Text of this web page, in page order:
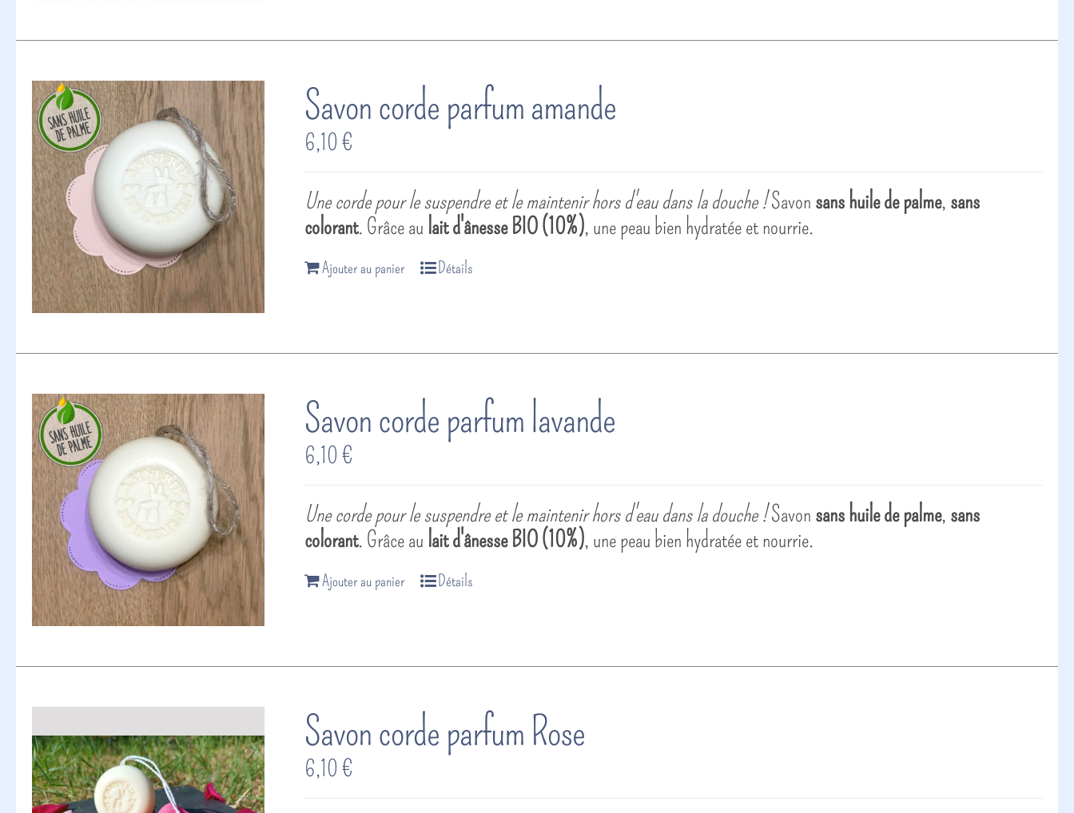
Savon corde parfum amande
6,10€
Une corde pour le suspendre et le maintenir hors d'eau dans la douche !Savon sans huile de palme, sans
colorant. Grâce au lait d'ânesse BIO (10%), une peau bien hydratée et nourrie.
Ajouter au panier Détails
Savon corde parfum lavande
6,10€
Une corde pour le suspendre et le maintenir hors d'eau dans la douche !Savon sans huile de palme, sans
colorant. Grâce au lait d'ânesse BIO (10%), une peau bien hydratée et nourrie.
Ajouter au panier Détails
Savon corde parfum Rose
6,10€